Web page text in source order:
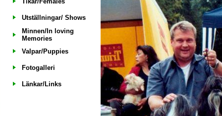
Utställningar/ Shows
Minnen/In loving
Memories
Valpar/Puppies
Fotogalleri
Länkar/Links